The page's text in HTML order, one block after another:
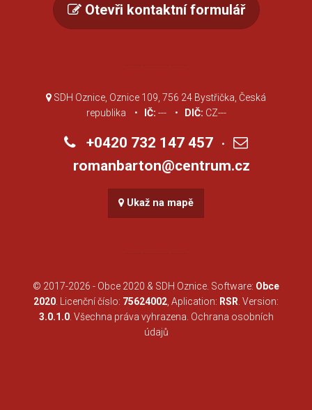
Otevři kontaktní formulář
SDH Oznice, Oznice 109, 756 24 Bystřička, Česká
republika •
IČ: --- • DIČ: CZ---
+0420 732 147 457 •
romanbarton@centrum.cz
Ukaž na mapě
© 2017-2026 - Obce 2020 & SDH Oznice . Software: Obce
2020 . Licenční číslo: 75624002 , Aplication: RSR . Version:
3.0.1.0. Všechna práva vyhrazena. Ochrana osobních
údajů